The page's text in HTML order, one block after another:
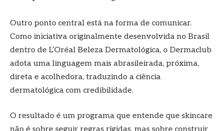
Outro ponto central está na forma de comunicar.
Como iniciativa originalmente desenvolvida no Brasil
dentro de L’Oréal Beleza Dermatológica, o Dermaclub
adota uma linguagem mais abrasileirada, próxima,
direta e acolhedora, traduzindo a ciência
dermatológica com credibilidade.
O resultado é um programa que entende que skincare